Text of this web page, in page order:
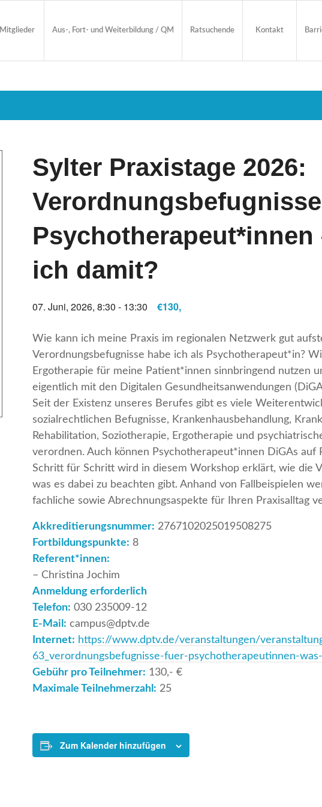
Mitglieder Aus-, Fort- und Weiterbildung / QM Ratsuchende Kontakt
Sylter Praxistage 2026:
Psychotherapeut*innen
ich damit?
07. Juni, 2026, 8:30 - 13:30 €130,
Wie kann ich meine Praxis im regionalen Netzwerk gut
Verordnungsbefugnisse habe ich als Psychotherapeut*in?
Ergotherapie für meine Patient*innen sinnbringend nutzen
eigentlich mit den Digitalen Gesundheitsanwendungen
Seit der Existenz unseres Berufes gibt es viele
sozialrechtlichen Befugnisse, Krankenhausbehandlung,
Rehabilitation, Soziotherapie, Ergotherapie und
verordnen. Auch können Psychotherapeut*innen DiGAs auf
Schritt für Schritt wird in diesem Workshop erklärt, wie die
was es dabei zu beachten gibt. Anhand von Fallbeispielen
fachliche sowie Abrechnungsaspekte für Ihren Praxisalltag
Akkreditierungsnummer: 2767102025019508275
Fortbildungspunkte: 8
Referent*innen:
– Christina Jochim
Anmeldung erforderlich
Telefon: 030 235009-12
E-Mail: campus@dptv.de
Internet: https://www.dptv.de/veranstaltungen/
63_verordnungsbefugnisse-fuer-psychotherapeutinnen-
Gebühr pro Teilnehmer: 130,- €
Maximale Teilnehmerzahl: 25
Zum Kalender hinzufügen